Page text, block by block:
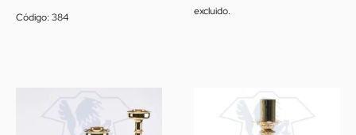
Código: 384
excluido.